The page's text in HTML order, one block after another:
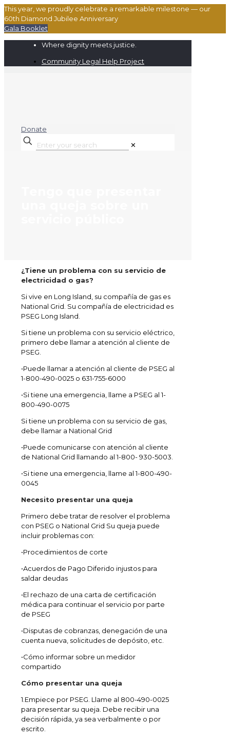
This year, we proudly celebrate a remarkable milestone — our
60th Diamond Jubilee Anniversary
Gala Booklet
Where dignity meets justice.
Community Legal Help Project
Donate
✕
¿Tiene un problema con su servicio de
electricidad o gas?
Si vive en Long Island, su compañía de gas es
National Grid. Su compañía de electricidad es
PSEG Long Island.
Si tiene un problema con su servicio eléctrico,
primero debe llamar a atención al cliente de
PSEG.
•Puede llamar a atención al cliente de PSEG al
1-800-490-0025 o 631-755-6000
•Si tiene una emergencia, llame a PSEG al 1-
800-490-0075
Si tiene un problema con su servicio de gas,
debe llamar a National Grid
•Puede comunicarse con atención al cliente
de National Grid llamando al 1-800- 930-5003.
•Si tiene una emergencia, llame al 1-800-490-
0045
Necesito presentar una queja
Primero debe tratar de resolver el problema
con PSEG o National Grid Su queja puede
incluir problemas con:
•Procedimientos de corte
•Acuerdos de Pago Diferido injustos para
saldar deudas
•El rechazo de una carta de certificación
médica para continuar el servicio por parte
de PSEG
•Disputas de cobranzas, denegación de una
cuenta nueva, solicitudes de depósito, etc.
•Cómo informar sobre un medidor
compartido
Cómo presentar una queja
1.Empiece por PSEG. Llame al 800-490-0025
para presentar su queja. Debe recibir una
decisión rápida, ya sea verbalmente o por
escrito.